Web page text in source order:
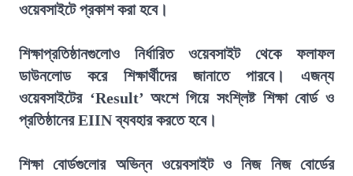
ওয়েবসাইটে প্রকাশ করা হবে।
শিক্ষাপ্রতিষ্ঠানগুলোও নির্ধারিত ওয়েবসাইট থেকে ফলাফল
ডাউনলোড করে শিক্ষার্থীদের জানাতে পারবে। এজন্য
ওয়েবসাইটের ‘Result’ অংশে গিয়ে সংশ্লিষ্ট শিক্ষা বোর্ড ও
প্রতিষ্ঠানের EIIN ব্যবহার করতে হবে।
শিক্ষা বোর্ডগুলোর অভিন্ন ওয়েবসাইট ও নিজ নিজ বোর্ডের